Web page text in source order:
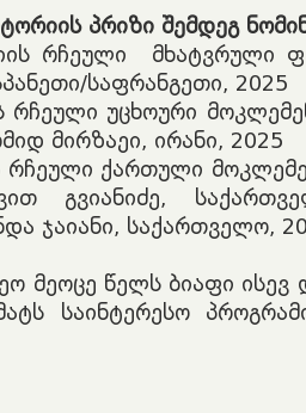
პრიზი შემდეგ
მხატვრული
საფრანგეთი, 2025
უცხოური
მირზაეი, ირანი, 2025
ქართული
გვიანიძე,
ჯაიანი, საქართველო,
მეოცე წელს ბიაფი ისევ
საინტერესო